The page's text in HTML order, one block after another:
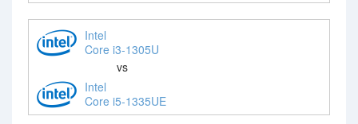
Intel
Core i3-1305U
vs
Intel
Core i5-1335UE